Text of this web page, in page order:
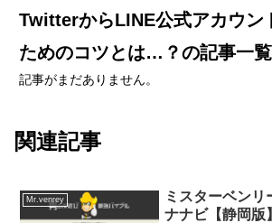
TwitterからLINE公式アカウン
ためのコツとは…？の記事一覧
記事がまだありません。
関連記事
Mr.venrey
ミスターベン
ナナビ【静岡版】